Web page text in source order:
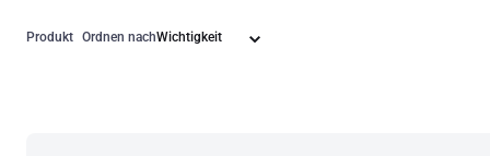
Produkt Ordnen nach